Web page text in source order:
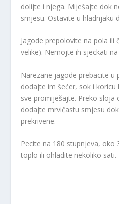
dolijte i njega. Miješajte dok
smjesu. Ostavite u hladnjaku
Jagode prepolovite na pola ili
velike). Nemojte ih sjeckati
Narezane jagode prebacite u
dodajte im šećer, sok i
sve promiješajte. Preko sloja
dodajte mrvičastu smjesu
prekrivene.
Pecite na 180 stupnjeva, oko
toplo ili ohladite nekoliko sati.